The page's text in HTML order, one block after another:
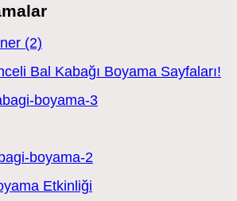
Bal Kabağı Boyama Sayfaları!
Etkinliği